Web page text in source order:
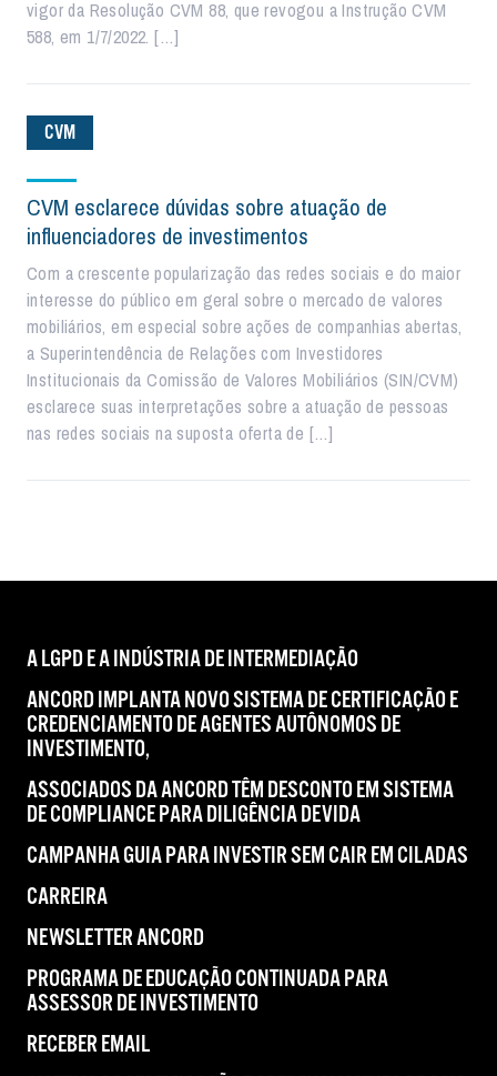
vigor da Resolução CVM 88, que revogou a Instrução CVM
588, em 1/7/2022. […]
CVM
CVM esclarece dúvidas sobre atuação de
influenciadores de investimentos
Com a crescente popularização das redes sociais e do maior
interesse do público em geral sobre o mercado de valores
mobiliários, em especial sobre ações de companhias abertas,
a Superintendência de Relações com Investidores
Institucionais da Comissão de Valores Mobiliários (SIN/CVM)
esclarece suas interpretações sobre a atuação de pessoas
nas redes sociais na suposta oferta de […]
A LGPD E A INDÚSTRIA DE INTERMEDIAÇÃO
ANCORD IMPLANTA NOVO SISTEMA DE CERTIFICAÇÃO E
CREDENCIAMENTO DE AGENTES AUTÔNOMOS DE
INVESTIMENTO,
ASSOCIADOS DA ANCORD TÊM DESCONTO EM SISTEMA
DE COMPLIANCE PARA DILIGÊNCIA DEVIDA
CAMPANHA GUIA PARA INVESTIR SEM CAIR EM CILADAS
CARREIRA
NEWSLETTER ANCORD
PROGRAMA DE EDUCAÇÃO CONTINUADA PARA
ASSESSOR DE INVESTIMENTO
RECEBER EMAIL